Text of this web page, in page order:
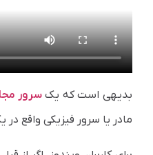
بدیهی است که یکسرور
مادر یا سرور فیزیکی واقع